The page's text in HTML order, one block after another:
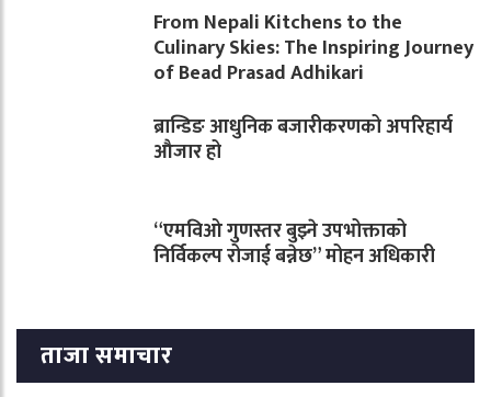
From Nepali Kitchens to the
Culinary Skies: The Inspiring Journey
of Bead Prasad Adhikari
ब्रान्डिङ आधुनिक बजारीकरणको अपरिहार्य
औजार हो
“एमविओ गुणस्तर बुझ्ने उपभोक्ताको
निर्विकल्प रोजाई बन्नेछ” मोहन अधिकारी
ताजा समाचार